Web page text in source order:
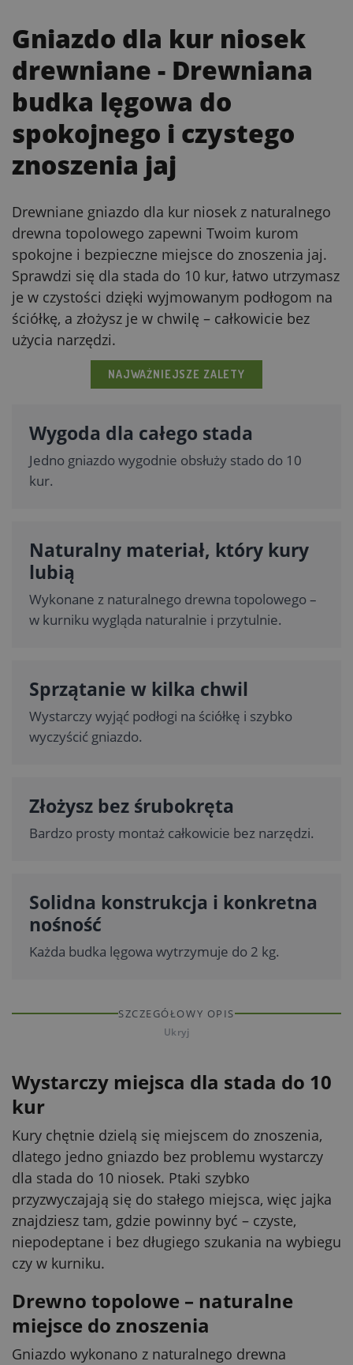
Gniazdo dla kur niosek
drewniane - Drewniana
budka lęgowa do
spokojnego i czystego
znoszenia jaj
Drewniane gniazdo dla kur niosek z naturalnego
drewna topolowego zapewni Twoim kurom
spokojne i bezpieczne miejsce do znoszenia jaj.
Sprawdzi się dla stada do 10 kur, łatwo utrzymasz
je w czystości dzięki wyjmowanym podłogom na
ściółkę, a złożysz je w chwilę – całkowicie bez
użycia narzędzi.
NAJWAŻNIEJSZE ZALETY
Wygoda dla całego stada
Jedno gniazdo wygodnie obsłuży stado do 10
kur.
Naturalny materiał, który kury
lubią
Wykonane z naturalnego drewna topolowego –
w kurniku wygląda naturalnie i przytulnie.
Sprzątanie w kilka chwil
Wystarczy wyjąć podłogi na ściółkę i szybko
wyczyścić gniazdo.
Złożysz bez śrubokręta
Bardzo prosty montaż całkowicie bez narzędzi.
Solidna konstrukcja i konkretna
nośność
Każda budka lęgowa wytrzymuje do 2 kg.
SZCZEGÓŁOWY OPIS
Ukryj
Wystarczy miejsca dla stada do 10
kur
Kury chętnie dzielą się miejscem do znoszenia,
dlatego jedno gniazdo bez problemu wystarczy
dla stada do 10 niosek. Ptaki szybko
przyzwyczajają się do stałego miejsca, więc jajka
znajdziesz tam, gdzie powinny być – czyste,
niepodeptane i bez długiego szukania na wybiegu
czy w kurniku.
Drewno topolowe – naturalne
miejsce do znoszenia
Gniazdo wykonano z naturalnego drewna